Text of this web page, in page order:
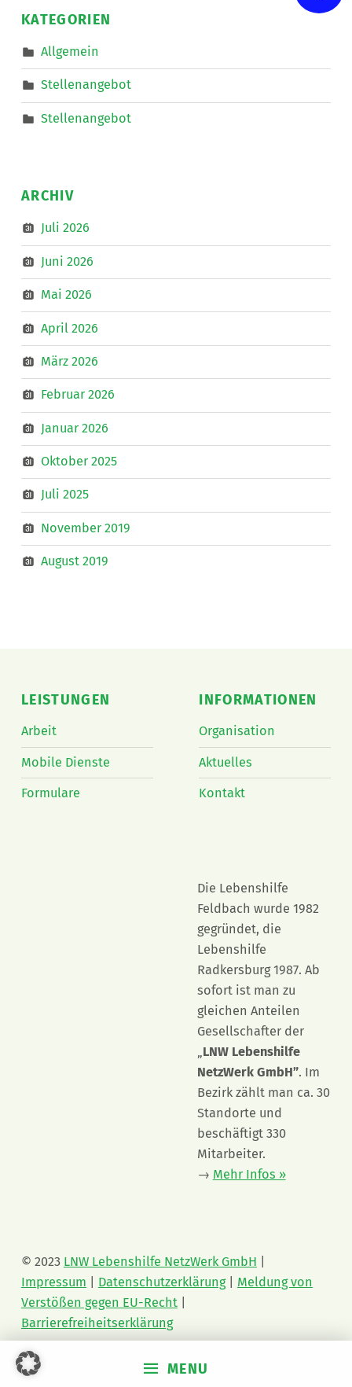
MENU
KATEGORIEN
Allgemein
Stellenangebot
Stellenangebot
ARCHIV
Juli 2026
Juni 2026
Mai 2026
April 2026
März 2026
Februar 2026
Januar 2026
Oktober 2025
Juli 2025
November 2019
August 2019
LEISTUNGEN
Arbeit
Mobile Dienste
Formulare
INFORMATIONEN
Organisation
Aktuelles
Kontakt
Die Lebenshilfe
Feldbach wurde 1982
gegründet, die
Lebenshilfe
Radkersburg 1987. Ab
sofort ist man zu
gleichen Anteilen
Gesellschafter der
„LNW Lebenshilfe
NetzWerk GmbH”. Im
Bezirk zählt man ca. 30
Standorte und
beschäftigt 330
Mitarbeiter.
→ Mehr Infos »
© 2023 LNW Lebenshilfe NetzWerk GmbH
Impressum
Datenschutzerklärung
Meldung von
Verstößen gegen EU-Recht|
Barrierefreiheitserklärung